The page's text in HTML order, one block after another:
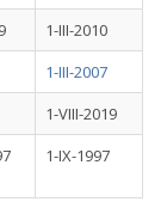
1-III-2010
1-III-2007
1-VIII-2019
1-IX-1997